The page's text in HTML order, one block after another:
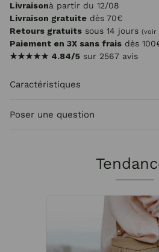
Livraisonà partir du 12/08
Livraison gratuite dès 70€
Retours gratuits sous 14 jours (voir
Paiement en 3X sans frais dès
★★★★★ 4.84/5 sur 2567 avis
Caractéristiques
Poser une question